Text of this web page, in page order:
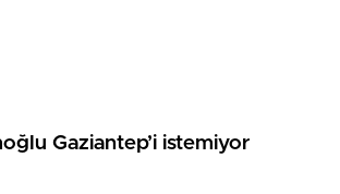
Gaziantep’i istemiyor